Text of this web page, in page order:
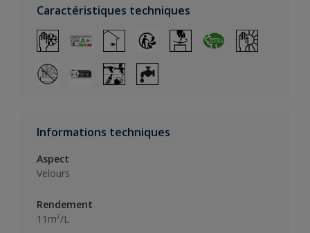
Caractéristiques techniques
Informations techniques
Aspect
Velours
Rendement
11m²/L